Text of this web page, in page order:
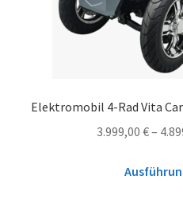
Elektromobil 4-Rad Vita
3.999,00 €–